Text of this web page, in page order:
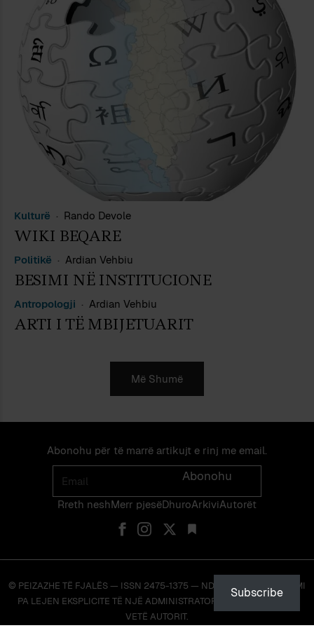
Kulturë Rando Devole
WIKI BEQARE
Politikë Ardian Vehbiu
BESIMI NË INSTITUCIONE
Antropologji Ardian Vehbiu
ARTI I TË MBIJETUARIT
Më Shumë
Abonohu për të marrë artikujt e rinj me email.
Email
Abonohu
Rreth neshMerr pjes​​ë​DhuroArkiviAutorët
© PEIZAZHE TË FJALËS — ISSN 2475-1375 — NDALOHET RIPRODHIMI
PA LEJEN EKSPLICITE TË NJË ADMINISTRATORI TË FAQES OSE TË
VETË AUTORIT.
Subscribe